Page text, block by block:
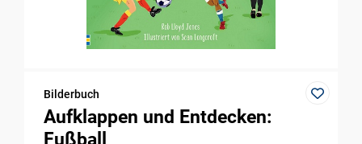
Bilderbuch
Aufklappen und Entdecken: